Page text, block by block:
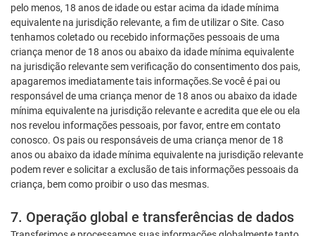
pelo menos, 18 anos de idade ou estar acima da idade mínima
equivalente na jurisdição relevante, a fim de utilizar o Site. Caso
tenhamos coletado ou recebido informações pessoais de uma
criança menor de 18 anos ou abaixo da idade mínima equivalente
na jurisdição relevante sem verificação do consentimento dos pais,
apagaremos imediatamente tais informações.Se você é pai ou
responsável de uma criança menor de 18 anos ou abaixo da idade
mínima equivalente na jurisdição relevante e acredita que ele ou ela
nos revelou informações pessoais, por favor, entre em contato
conosco. Os pais ou responsáveis de uma criança menor de 18
anos ou abaixo da idade mínima equivalente na jurisdição relevante
podem rever e solicitar a exclusão de tais informações pessoais da
criança, bem como proibir o uso das mesmas.
7. Operação global e transferências de dados